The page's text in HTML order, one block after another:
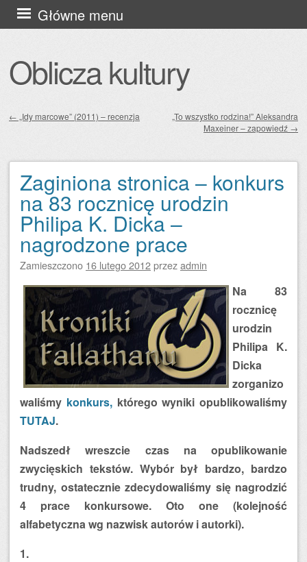
Oblicza kultury
Główne menu
Przejdź
do
← „Idy marcowe” (2011) – recenzja
„To wszystko rodzina!” Aleksandra
Maxeiner – zapowiedź →
Zaginiona stronica – konkurs
na 83 rocznicę urodzin
Philipa K. Dicka –
nagrodzone prace
Zamieszczono 16 lutego 2012przezadmin
Na 83
rocznicę
urodzin
Philipa K.
Dicka
zorganizo
waliśmy konkurs, którego wyniki opublikowaliśmy
TUTAJ.
Nadszedł wreszcie czas na opublikowanie
zwycięskich tekstów. Wybór był bardzo, bardzo
trudny, ostatecznie zdecydowaliśmy się nagrodzić
4 prace konkursowe. Oto one (kolejność
alfabetyczna wg nazwisk autorów i autorki).
1.